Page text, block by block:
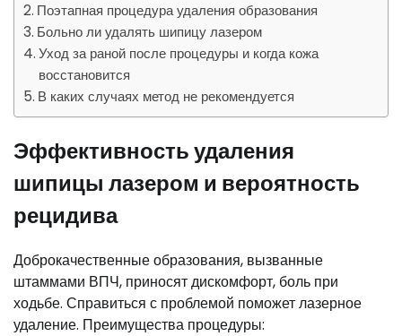
Поэтапная процедура удаления образования
Больно ли удалять шипицу лазером
Уход за раной после процедуры и когда кожа
восстановится
В каких случаях метод не рекомендуется
Эффективность удаления
шипицы лазером и вероятность
рецидива
Доброкачественные образования, вызванные
штаммами ВПЧ, приносят дискомфорт, боль при
ходьбе. Справиться с проблемой поможет лазерное
удаление. Преимущества процедуры: